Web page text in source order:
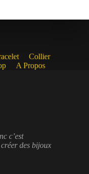
Collier
A Propos
c’est
créer des bijoux